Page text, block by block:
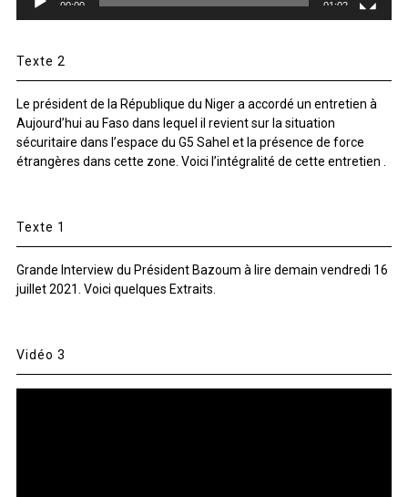
00:00 01:02
Texte 2
Le président de la République du Niger a accordé un entretien à
Aujourd’hui au Faso dans lequel il revient sur la situation
sécuritaire dans l’espace du G5 Sahel et la présence de force
étrangères dans cette zone. Voici l’intégralité de cette entretien .
Texte 1
Grande Interview du Président Bazoum à lire demain vendredi 16
juillet 2021. Voici quelques Extraits.
Vidéo 3